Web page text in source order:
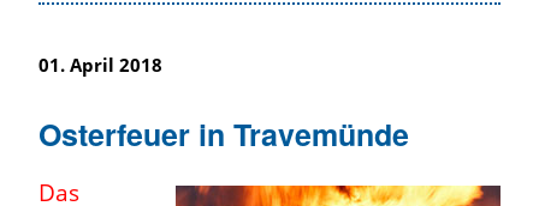
01. April 2018
Osterfeuer in Travemünde
Das